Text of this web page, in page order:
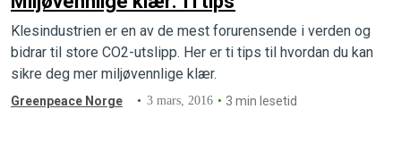
Klesindustrien er en av de mest forurensende i verden og
bidrar til store CO2-utslipp. Her er ti tips til hvordan du kan
sikre deg mer miljøvennlige klær.
Greenpeace Norge 3 mars, 2016 3 min lesetid